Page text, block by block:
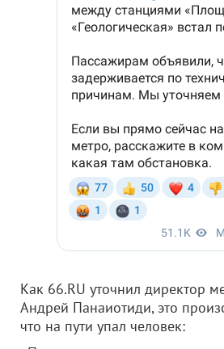
Как 66.RU уточнил директор
Андрей Панаиотиди, это
что на пути упал человек: